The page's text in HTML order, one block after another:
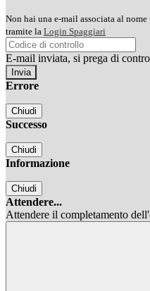
Non hai una e-mail associata al
tramite la Login Spaggiari
E-mail inviata, si prega di
Errore
Chiudi
Successo
Chiudi
Informazione
Chiudi
Attendere...
Attendere il completamento